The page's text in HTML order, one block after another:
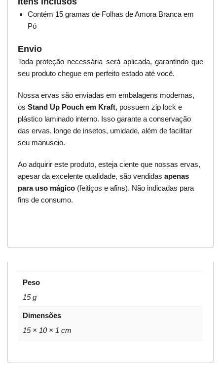
Contém 15 gramas de Folhas de Amora Branca em
Pó
Envio
Toda proteção necessária será aplicada, garantindo que
seu produto chegue em perfeito estado até você.
Nossa ervas são enviadas em embalagens modernas,
os Stand Up Pouch em Kraft, possuem zip lock e
plástico laminado interno. Isso garante a conservação
das ervas, longe de insetos, umidade, além de facilitar
seu manuseio.
Ao adquirir este produto, esteja ciente que nossas ervas,
apesar da excelente qualidade, são vendidas apenas
para uso mágico (feitiços e afins). Não indicadas para
fins de consumo.
Peso
15 g
Dimensões
15 × 10 × 1 cm